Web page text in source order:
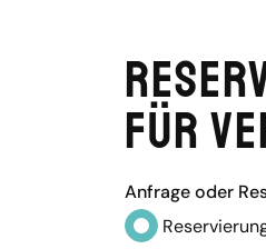
für
Anfrage oder